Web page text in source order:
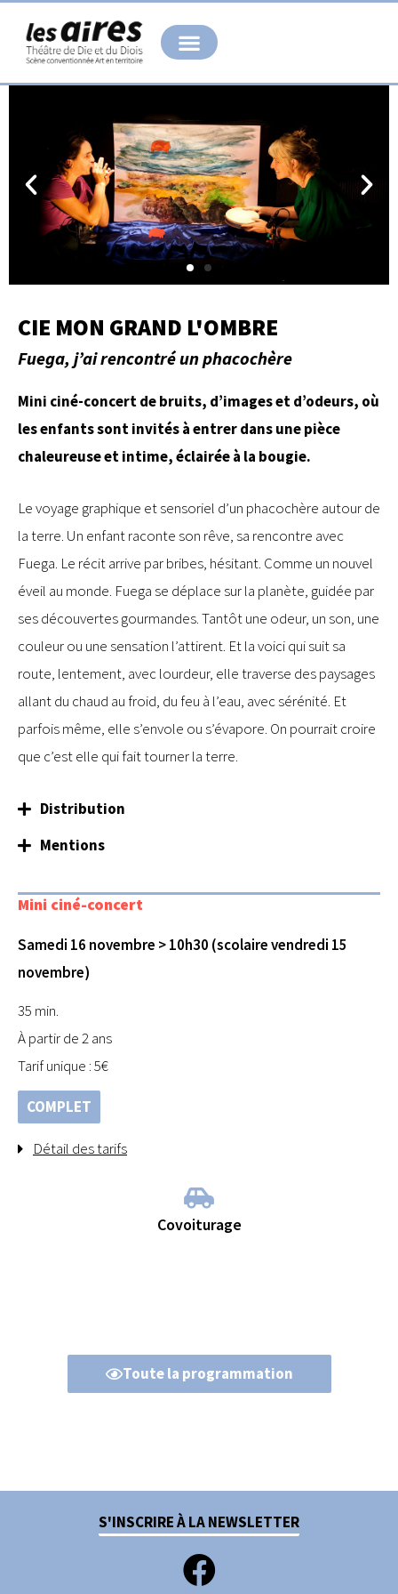
contenu
CIE MON GRAND L'OMBRE
Fuega, j’ai rencontré un phacochère
Mini ciné-concert de bruits, d’images et d’odeurs, où
les enfants sont invités à entrer dans une pièce
chaleureuse et intime, éclairée à la bougie.
Le voyage graphique et sensoriel d’un phacochère autour de
la terre. Un enfant raconte son rêve, sa rencontre avec
Fuega. Le récit arrive par bribes, hésitant. Comme un nouvel
éveil au monde. Fuega se déplace sur la planète, guidée par
ses découvertes gourmandes. Tantôt une odeur, un son, une
couleur ou une sensation l’attirent. Et la voici qui suit sa
route, lentement, avec lourdeur, elle traverse des paysages
allant du chaud au froid, du feu à l’eau, avec sérénité. Et
parfois même, elle s’envole ou s’évapore. On pourrait croire
que c’est elle qui fait tourner la terre.
Distribution
Mentions
Mini ciné-concert
Samedi 16 novembre > 10h30 (scolaire vendredi 15
novembre)
35 min.
À partir de 2 ans
Tarif unique : 5€
COMPLET
Détail des tarifs
Covoiturage
Toute la programmation
S'INSCRIRE À LA NEWSLETTER